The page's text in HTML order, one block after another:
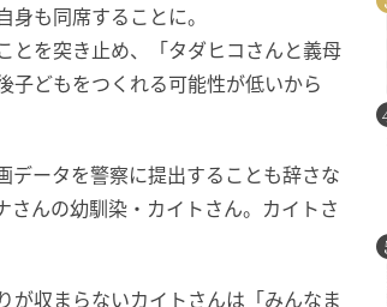
も同席することに。
とを突き止め、「タダヒコさんと義母
子どもをつくれる可能性が低いから
データを警察に提出することも辞さな
さんの幼馴染・カイトさん。カイトさ
が収まらないカイトさんは「みんなま